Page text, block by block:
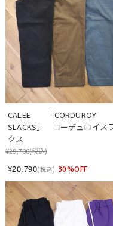
CALEE　　「CORDUROY
SLACKS」　コーデュロイス
クス
¥29,700(税込)
¥20,790(税込) 30%OFF